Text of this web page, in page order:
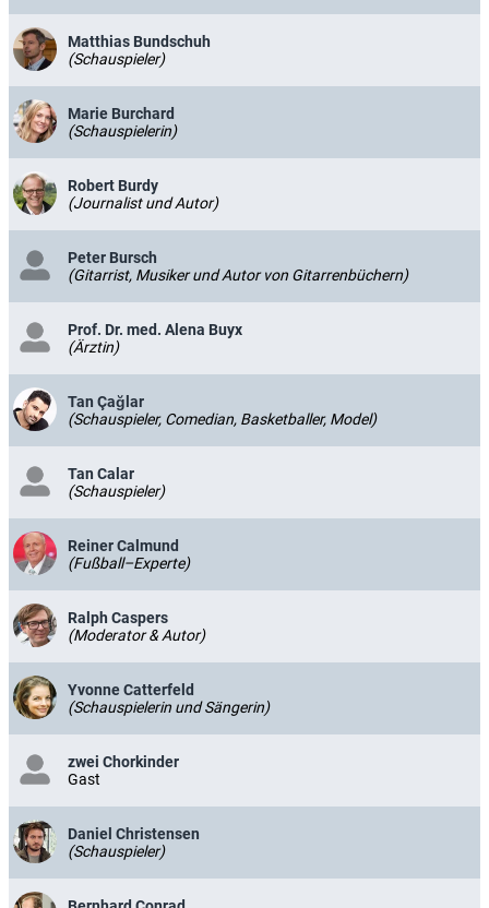
Matthias Bundschuh
(Schauspieler)
Marie Burchard
(Schauspielerin)
Robert Burdy
(Journalist und Autor)
Peter Bursch
(Gitarrist, Musiker und Autor von Gitarrenbüchern)
Prof. Dr. med. Alena Buyx
(Ärztin)
Tan Çağlar
(Schauspieler, Comedian, Basketballer, Model)
Tan Calar
(Schauspieler)
Reiner Calmund
(Fußball–Experte)
Ralph Caspers
(Moderator & Autor)
Yvonne Catterfeld
(Schauspielerin und Sängerin)
zwei Chorkinder
Gast
Daniel Christensen
(Schauspieler)